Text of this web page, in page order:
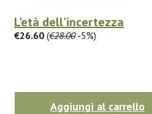
L'età dell'incertezza
€26.60 (€28.00-5%)
Aggiungi al carrello